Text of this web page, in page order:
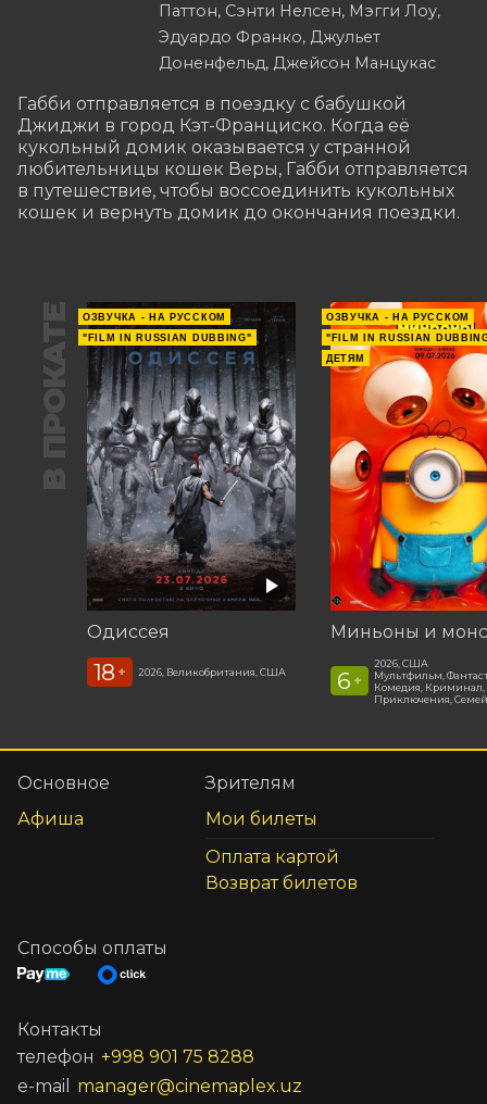
Паттон, Сэнти Нелсен, Мэгги Лоу,
Эдуардо Франко, Джульет
Доненфельд, Джейсон Манцукас
Габби отправляется в поездку с бабушкой
Джиджи в город Кэт-Франциско. Когда её
кукольный домик оказывается у странной
любительницы кошек Веры, Габби отправляется
в путешествие, чтобы воссоединить кукольных
кошек и вернуть домик до окончания поездки.
В ПРОКАТЕ
ОЗВУЧКА - НА РУССКОМ
"FILM IN RUSSIAN DUBBING"
Одиссея
18 + 2026, Великобритания, США
ОЗВУЧКА - НА РУССКОМ
"FILM IN RUSSIAN
ДЕТЯМ
Миньоны и
6 +
2026, США
Мультфильм,
Комедия, Криминал,
Приключения,
Основное
Афиша
Зрителям
Мои билеты
Оплата картой
Возврат билетов
Способы оплаты
Контакты
телефон +998 901 75 8288
e-mail
manager@cinemaplex.uz